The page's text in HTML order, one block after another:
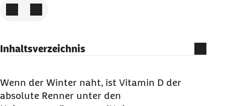
Inhaltsverzeichnis
Was Vitamin D ist und wozu es benötigt wird
Symptome und Folgen eines Vitamin-D-
Wenn der Winter naht, ist Vitamin D der
absolute Renner unter den